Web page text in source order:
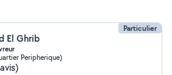
Particulier
El Ghrib
Peripherique)